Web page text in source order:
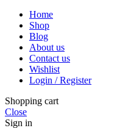
Home
Shop
Blog
About us
Contact us
Wishlist
Login / Register
Shopping cart
Close
Sign in